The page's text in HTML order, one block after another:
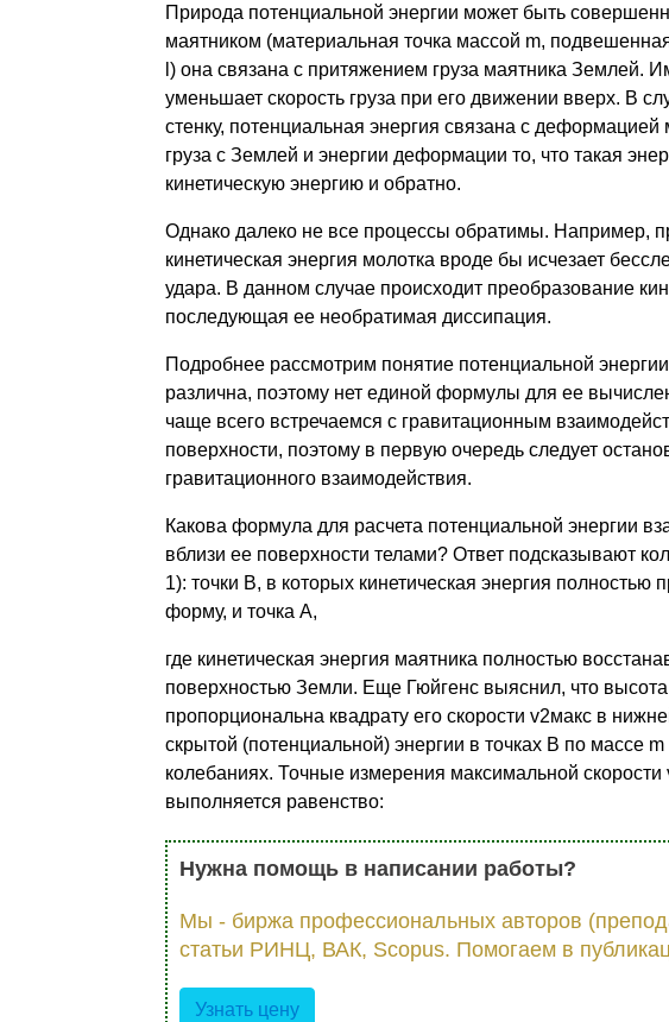
Природа потенциальной энергии может быть
маятником (материальная точка массой m,
l) она связана с притяжением груза маятника Землей.
уменьшает скорость груза при его движении вверх. В
стенку, потенциальная энергия связана с
груза с Землей и энергии деформации то, что такая
кинетическую энергию и обратно.
Однако далеко не все процессы обратимы. Например,
кинетическая энергия молотка вроде бы исчезает
удара. В данном случае происходит преобразование
последующая ее необратимая диссипация.
Подробнее рассмотрим понятие потенциальной
различна, поэтому нет единой формулы для ее
чаще всего встречаемся с гравитационным
поверхности, поэтому в первую очередь следует
гравитационного взаимодействия.
Какова формула для расчета потенциальной энергии
вблизи ее поверхности телами? Ответ подсказывают
1): точки В, в которых кинетическая энергия полностью
форму, и точка А,
где кинетическая энергия маятника полностью
поверхностью Земли. Еще Гюйгенс выяснил, что
пропорциональна квадрату его скорости v2макс в
скрытой (потенциальной) энергии в точках В по массе
колебаниях. Точные измерения максимальной
выполняется равенство:
Нужна помощь в написании работы?
Мы - биржа профессиональных авторов
статьи РИНЦ, ВАК, Scopus. Помогаем в
Узнать цену